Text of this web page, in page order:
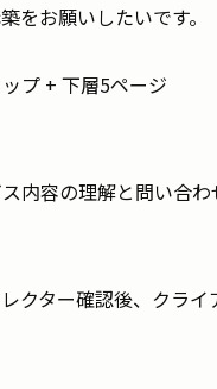
をお願いしたいです。
プ + 下層5ページ
内容の理解と問い合
クター確認後、クライ